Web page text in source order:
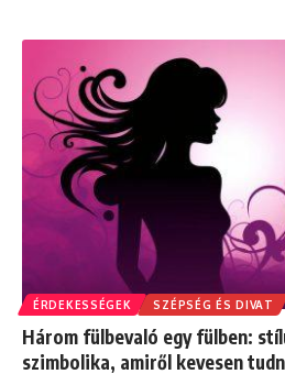
ÉRDEKESSÉGEK SZÉPSÉG ÉS DIVAT
Három fülbevaló egy fülben:
szimbolika, amiről kevesen